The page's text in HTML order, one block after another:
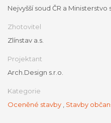
Nejvyšší soud ČR a Ministerstvo
Zhotovitel
Zlínstav a.s.
Projektant
Arch.Design s.r.o.
Kategorie
Oceněné stavby
Stavby